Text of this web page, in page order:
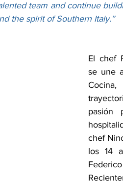
team and continue
the spirit of Southern Italy.”
El chef
se une
pasión
chef
los 14